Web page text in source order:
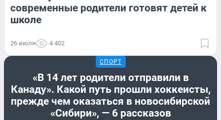
современные родители готовят детей к
школе
26 июля 4 402
СПОРТ
«В 14 лет родители отправили в
Канаду». Какой путь прошли хоккеисты,
прежде чем оказаться в новосибирской
«Сибири», — 6 рассказов